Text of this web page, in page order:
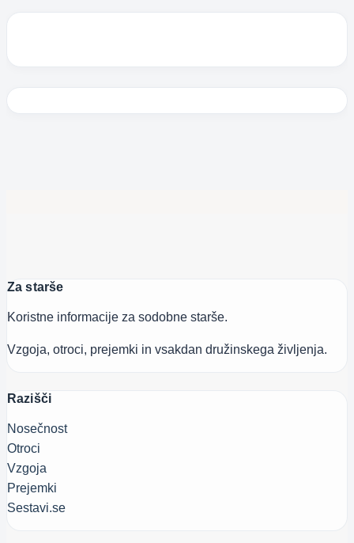
Za starše
Koristne informacije za sodobne starše.
Vzgoja, otroci, prejemki in vsakdan družinskega življenja.
Razišči
Nosečnost
Otroci
Vzgoja
Prejemki
Sestavi.se